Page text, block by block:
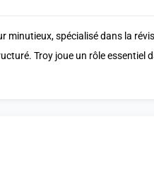
minutieux, spécialisé dans la
Troy joue un rôle essentiel